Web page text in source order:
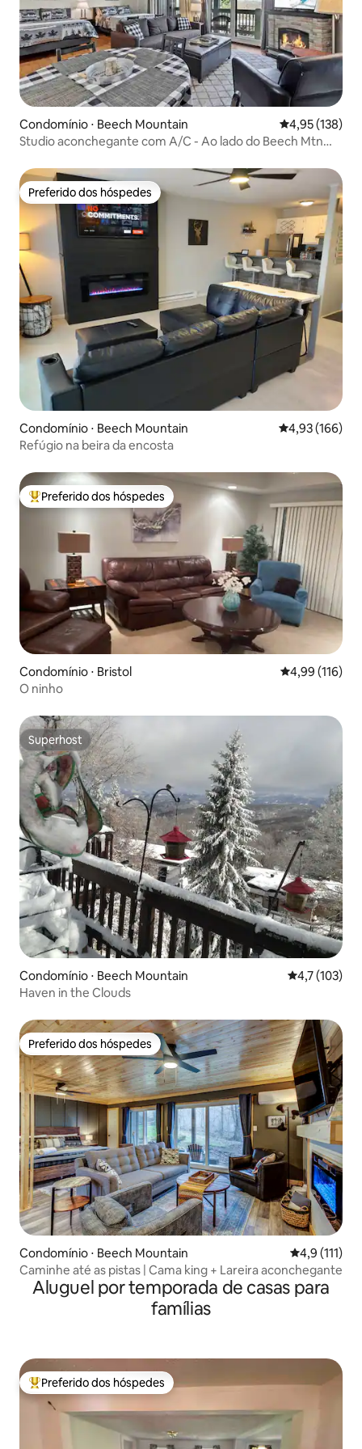
Condomínio ⋅ Beech Mountain 4,95 de uma
4,95 (138)
Studio aconchegante com A/C - Ao lado do Beech Mtn
Preferido dos hóspedes
Preferido dos hóspedes
Condomínio ⋅ Beech Mountain 4,93 de uma
4,93 (166)
Refúgio na beira da encosta
Entre os melhores preferidos dos hóspedes
Preferido dos hóspedes
Condomínio ⋅ Bristol 4,99 de uma
4,99 (116)
O ninho
Superhost
Superhost
Condomínio ⋅ Beech Mountain 4,7 de uma
4,7 (103)
Haven in the Clouds
Preferido dos hóspedes
Preferido dos hóspedes
Condomínio ⋅ Beech Mountain 4,9 de uma
4,9 (111)
Caminhe até as pistas | Cama king + Lareira aconchegante
Aluguel por temporada de casas para
famílias
Entre os melhores preferidos dos hóspedes
Preferido dos hóspedes